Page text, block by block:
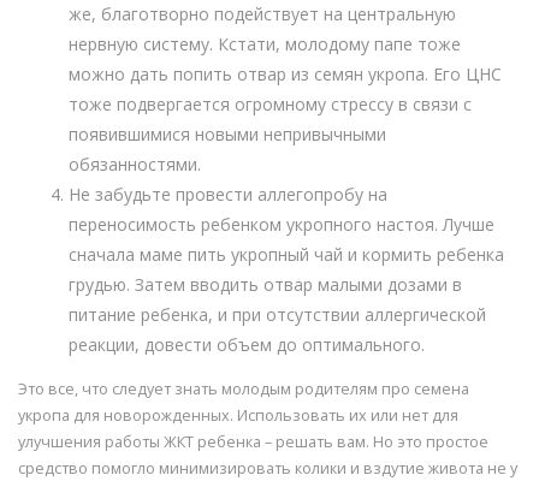
же, благотворно подействует на центральную
нервную систему. Кстати, молодому папе тоже
можно дать попить отвар из семян укропа. Его ЦНС
тоже подвергается огромному стрессу в связи с
появившимися новыми непривычными
обязанностями.
Не забудьте провести аллегопробу на
переносимость ребенком укропного настоя. Лучше
сначала маме пить укропный чай и кормить ребенка
грудью. Затем вводить отвар малыми дозами в
питание ребенка, и при отсутствии аллергической
реакции, довести объем до оптимального.
Это все, что следует знать молодым родителям про семена
укропа для новорожденных. Использовать их или нет для
улучшения работы ЖКТ ребенка – решать вам. Но это простое
средство помогло минимизировать колики и вздутие живота не у